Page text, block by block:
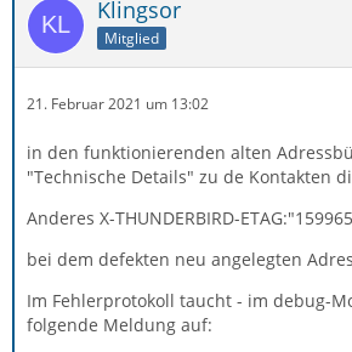
Klingsor
Mitglied
21. Februar 2021 um 13:02
in den funktionierenden alten
"Technische Details" zu de Kontakten
Anderes X-THUNDERBIRD-
bei dem defekten neu angelegten
Im Fehlerprotokoll taucht - im debug-
folgende Meldung auf: